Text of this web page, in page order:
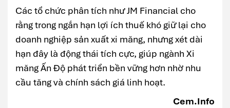
Các tổ chức phân tích như JM Financial cho
rằng trong ngắn hạn lợi ích thuế khó giữ lại cho
doanh nghiệp sản xuất xi măng, nhưng xét dài
hạn đây là động thái tích cực, giúp ngành Xi
măng Ấn Độ phát triển bền vững hơn nhờ nhu
cầu tăng và chính sách giá linh hoạt.
Cem.Info